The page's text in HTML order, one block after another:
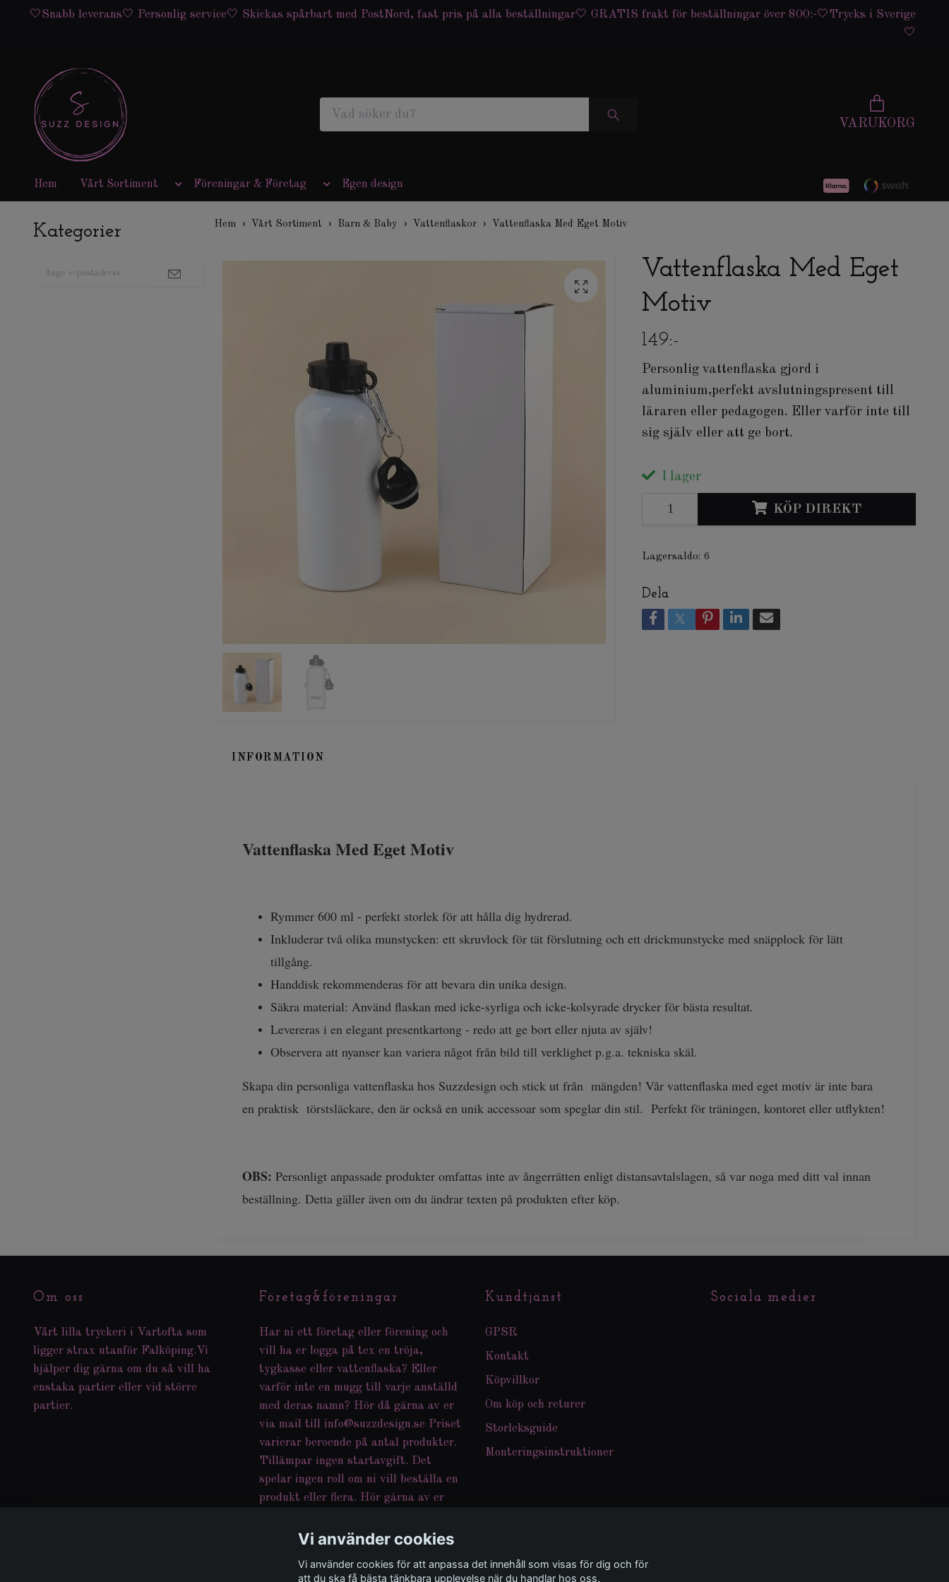
🤍Snabb leverans🤍 Personlig service🤍 Skickas spårbart med PostNord, fast pris på alla beställningar🤍 GRATIS frakt för beställningar över 800:-🤍Trycks i Sverige
🤍
VARUKORG
Hem Vårt Sortiment Föreningar & Företag Egen design
Kategorier Hem Vårt Sortiment Barn & Baby Vattenflaskor Vattenflaska Med Eget Motiv
Vattenflaska Med Eget
Motiv
149:-
Personlig vattenflaska gjord i
aluminium,perfekt avslutningspresent till
läraren eller pedagogen. Eller varför inte till
sig själv eller att ge bort.
I lager
KÖP DIREKT
Lagersaldo: 6
Dela
INFORMATION
Vattenflaska Med Eget Motiv
Rymmer 600 ml - perfekt storlek för att hålla dig hydrerad.
Inkluderar två olika munstycken: ett skruvlock för tät förslutning och ett drickmunstycke med snäpplock för lätt
tillgång.
Handdisk rekommenderas för att bevara din unika design.
Säkra material: Använd flaskan med icke-syrliga och icke-kolsyrade drycker för bästa resultat.
Levereras i en elegant presentkartong - redo att ge bort eller njuta av själv!
Observera att nyanser kan variera något från bild till verklighet p.g.a. tekniska skäl.
Skapa din personliga vattenflaska hos Suzzdesign och stick ut från mängden! Vår vattenflaska med eget motiv är inte bara
en praktisk törstsläckare, den är också en unik accessoar som speglar din stil. Perfekt för träningen, kontoret eller utflykten!
OBS: Personligt anpassade produkter omfattas inte av ångerrätten enligt distansavtalslagen, så var noga med ditt val innan
beställning. Detta gäller även om du ändrar texten på produkten efter köp.
Om oss
Vårt lilla tryckeri i Vartofta som
ligger strax utanför Falköping.Vi
hjälper dig gärna om du så vill ha
enstaka partier eller vid större
partier.
Företag&föreningar
Har ni ett företag eller förening och
vill ha er logga på tex en tröja,
tygkasse eller vattenflaska? Eller
varför inte en mugg till varje anställd
med deras namn? Hör då gärna av er
via mail till info@suzzdesign.se Priset
varierar beroende på antal produkter.
Tillämpar ingen startavgift. Det
spelar ingen roll om ni vill beställa en
produkt eller flera. Hör gärna av er
kan även ta hem andra produkter än
Kundtjänst
GPSR
Kontakt
Köpvillkor
Om köp och returer
Storleksguide
Monteringsinstruktioner
Sociala medier
Vi använder cookies
Vi använder cookies för att anpassa det innehåll som visas för dig och för
att du ska få bästa tänkbara upplevelse när du handlar hos oss.